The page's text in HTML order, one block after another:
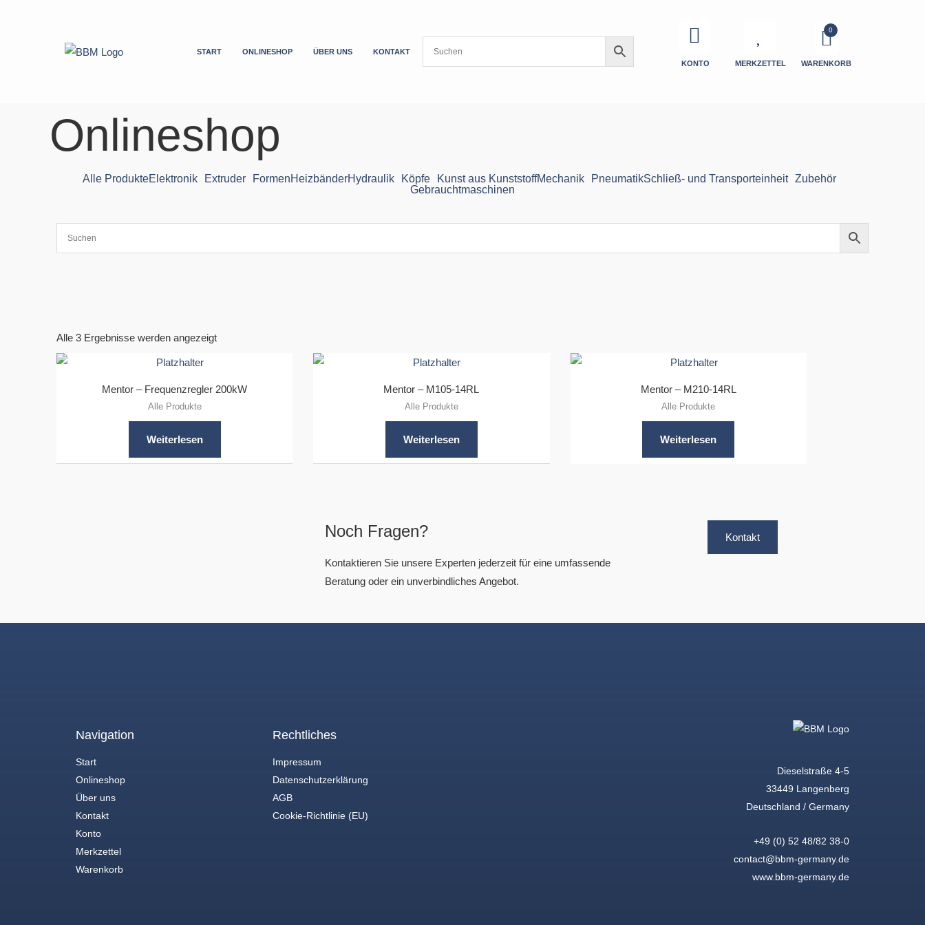
START ONLINESHOP ÜBER UNS
KONTAKT
KONTO
MERKZETTEL WARENKORB
Onlineshop
Alle ProdukteElektronik Extruder FormenHeizbänderHydraulik Köpfe Kunst aus KunststoffMechanik PneumatikSchließ- und Transporteinheit
Zubehör
Gebrauchtmaschinen
Alle 3 Ergebnisse werden angezeigt
Mentor – Frequenzregler 200kW
Alle Produkte
Weiterlesen
Mentor – M105-14RL
Alle Produkte
Weiterlesen
Mentor – M210-14RL
Alle Produkte
Weiterlesen
Noch Fragen?
Kontaktieren Sie unsere Experten jederzeit für eine umfassende
Beratung oder ein unverbindliches Angebot.
Kontakt
Navigation
Start
Onlineshop
Über uns
Kontakt
Konto
Merkzettel
Warenkorb
Rechtliches
Impressum
Datenschutzerklärung
AGB
Cookie-Richtlinie (EU)
Dieselstraße 4-5
33449 Langenberg
Deutschland / Germany
+49 (0) 52 48/82 38-0
contact@bbm-germany.de
www.bbm-germany.de